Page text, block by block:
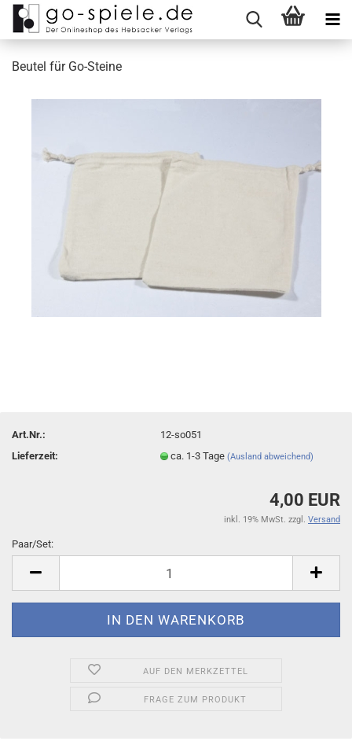
Beutel für Go-Steine
Art.Nr.:
12-so051
Lieferzeit:
ca. 1-3 Tage(Ausland abweichend)
4,00 EUR
inkl. 19% MwSt. zzgl. Versand
Paar/Set:
AUF DEN MERKZETTEL
FRAGE ZUM PRODUKT